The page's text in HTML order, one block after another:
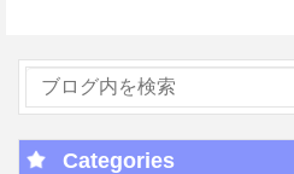
Categories